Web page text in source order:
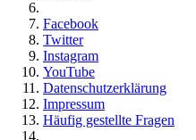
Facebook
Twitter
Instagram
YouTube
Datenschutzerklärung
Impressum
Häufig gestellte Fragen